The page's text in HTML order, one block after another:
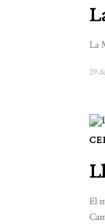
La
29
El